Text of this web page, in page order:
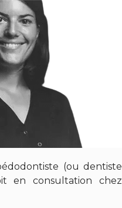
(ou dentiste
en consultation chez